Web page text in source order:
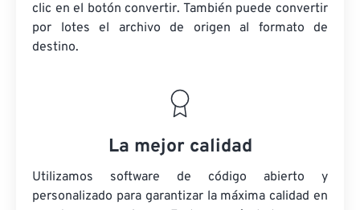
clic en el botón convertir. También puede convertir
por lotes el archivo de origen al formato de
destino.
La mejor calidad
Utilizamos software de código abierto y
personalizado para garantizar la máxima calidad en